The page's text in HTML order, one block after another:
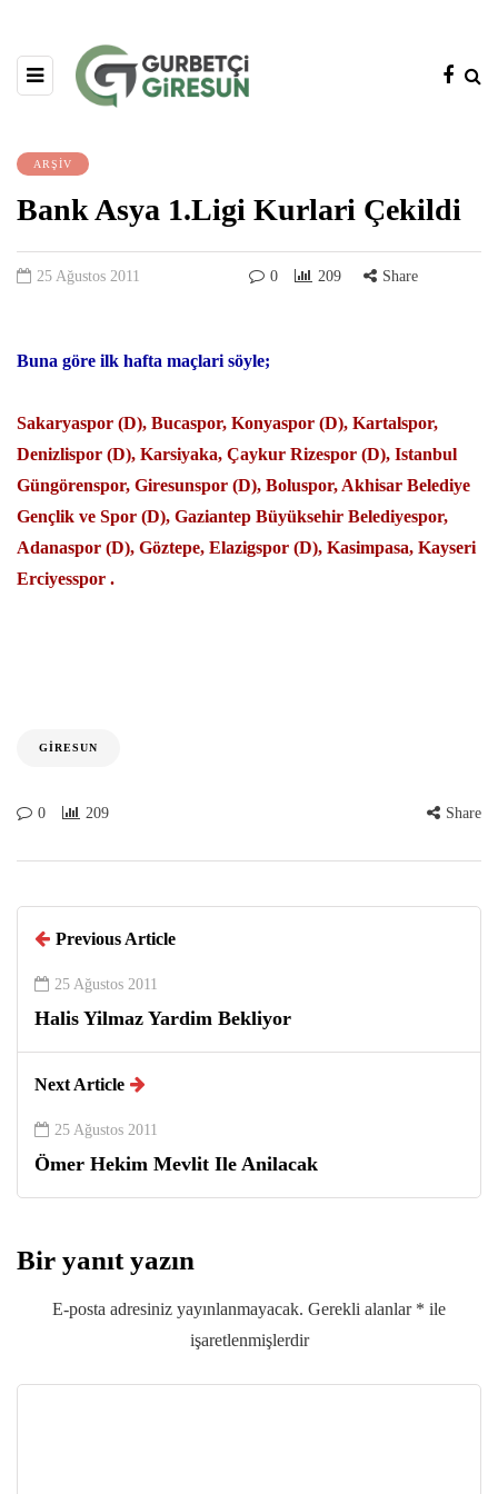
ARŞİV
Bank Asya 1.Ligi Kurlari Çekildi
25 Ağustos 2011 0 209 Share
Buna göre ilk hafta maçlari söyle;
Sakaryaspor (D), Bucaspor, Konyaspor (D), Kartalspor,
Denizlispor (D), Karsiyaka, Çaykur Rizespor (D), Istanbul
Güngörenspor, Giresunspor (D), Boluspor, Akhisar Belediye
Gençlik ve Spor (D), Gaziantep Büyüksehir Belediyespor,
Adanaspor (D), Göztepe, Elazigspor (D), Kasimpasa, Kayseri
Erciyesspor .
GIRESUN
0 209 Share
Previous Article
25 Ağustos 2011
Halis Yilmaz Yardim Bekliyor
Next Article
25 Ağustos 2011
Ömer Hekim Mevlit Ile Anilacak
Bir yanıt yazın
E-posta adresiniz yayınlanmayacak. Gerekli alanlar * ile
işaretlenmişlerdir